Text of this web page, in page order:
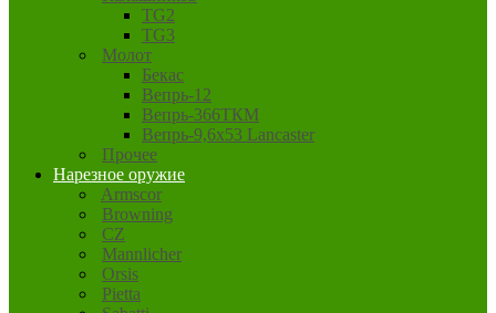
TG2
TG3
Молот
Бекас
Вепрь-12
Вепрь-366ТКМ
Вепрь-9,6х53 Lancaster
Прочее
Нарезное оружие
Armscor
Browning
CZ
Mannlicher
Orsis
Pietta